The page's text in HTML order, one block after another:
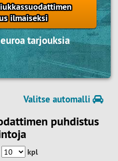
ilmaiseksi
tarjouksia
Valitse automalli
puhdistus
kpl